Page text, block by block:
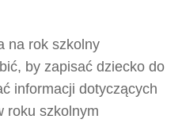
na rok szkolny
by zapisać dziecko do
informacji dotyczących
roku szkolnym